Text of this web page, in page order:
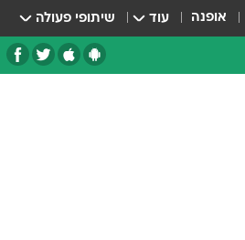
אופנה עוד שיתופי פעולה